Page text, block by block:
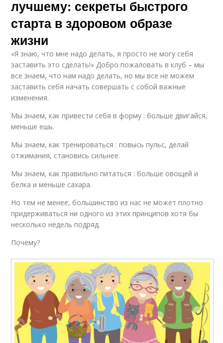
лучшему: секреты быстрого
старта в здоровом образе
жизни
«Я знаю, что мне надо делать, я просто не могу себя
заставить это сделать!» Добро пожаловать в клуб – мы
все знаем, что нам надо делать, но мы все не можем
заставить себя начать совершать с собой важные
изменения.
Мы знаем, как привести себя в форму : больше двигайся,
меньше ешь.
Мы знаем, как тренироваться : повысь пульс, делай
отжимания, становись сильнее.
Мы знаем, как правильно питаться : больше овощей и
белка и меньше сахара.
Но тем не менее, большинство из нас не может плотно
придерживаться ни одного из этих принципов хотя бы
несколько недель подряд.
Почему?